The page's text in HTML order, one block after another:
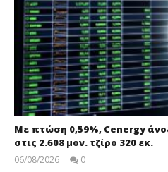
Με πτώση 0,59%, Cenergy
στις 2.608 μον. τζίρο 320 εκ.
06/08/2026
0